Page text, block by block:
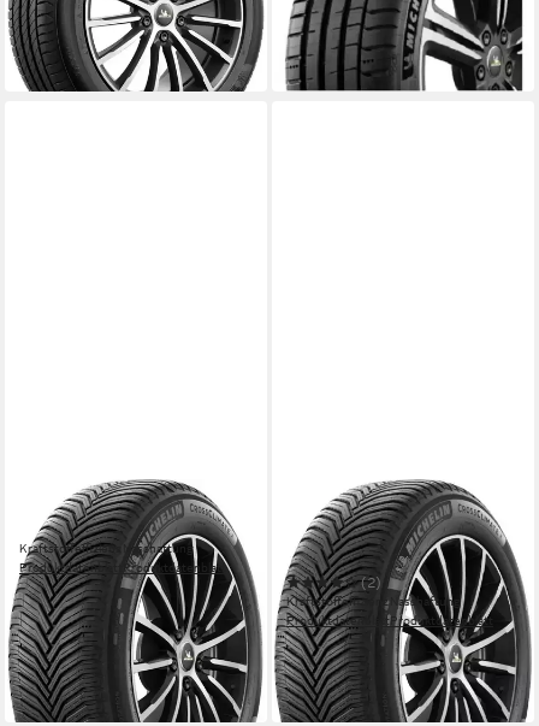
-4%
in 4-5 Werktagen bei dir
ab 359,00 € UVP384,99 €
-7%
in 4-5 Werktagen bei dir
MICHELIN
Ganzjahresreifen MICHELIN
Kraftstoffeffizienz
Produktdatenblatt
Nasshaftung
Produktdatenblatt
ab 279,99 € UVP 297,99 €
-6%
in 4-5 Werktagen bei dir
MICHELIN
Ganzjahresreifen
CROSSCLIMATE 2 XL
(2)
Kraftstoffeffizienz
Produktdatenblatt
Nasshaftung
Produktdatenblatt
ab 339,00 € UVP 356,99 €
-5%
in 4-5 Werktagen bei dir